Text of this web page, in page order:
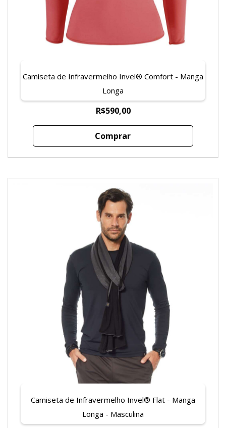
Camiseta de Infravermelho Invel® Comfort - Manga
Longa
R$590,00
Comprar
Camiseta de Infravermelho Invel® Flat - Manga
Longa - Masculina